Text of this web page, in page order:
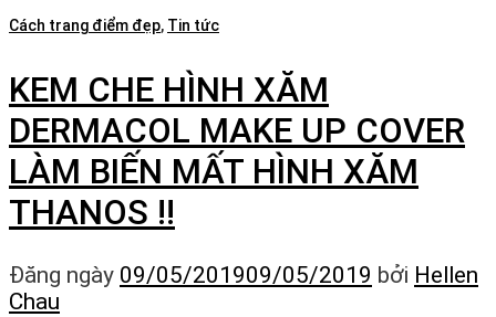
Cách trang điểm đẹp, Tin tức
KEM CHE HÌNH XĂM
DERMACOL MAKE UP COVER
LÀM BIẾN MẤT HÌNH XĂM
THANOS !!
Đăng ngày 09/05/201909/05/2019 bởi Hellen
Chau